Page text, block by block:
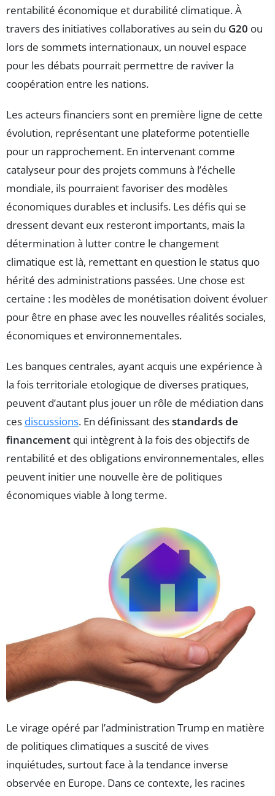
rentabilité économique et durabilité climatique. À
travers des initiatives collaboratives au sein du G20 ou
lors de sommets internationaux, un nouvel espace
pour les débats pourrait permettre de raviver la
coopération entre les nations.
Les acteurs financiers sont en première ligne de cette
évolution, représentant une plateforme potentielle
pour un rapprochement. En intervenant comme
catalyseur pour des projets communs à l’échelle
mondiale, ils pourraient favoriser des modèles
économiques durables et inclusifs. Les défis qui se
dressent devant eux resteront importants, mais la
détermination à lutter contre le changement
climatique est là, remettant en question le status quo
hérité des administrations passées. Une chose est
certaine : les modèles de monétisation doivent évoluer
pour être en phase avec les nouvelles réalités sociales,
économiques et environnementales.
Les banques centrales, ayant acquis une expérience à
la fois territoriale etologique de diverses pratiques,
peuvent d’autant plus jouer un rôle de médiation dans
ces discussions. En définissant desstandards de
financement qui intègrent à la fois des objectifs de
rentabilité et des obligations environnementales, elles
peuvent initier une nouvelle ère de politiques
économiques viable à long terme.
Le virage opéré par l’administration Trump en matière
de politiques climatiques a suscité de vives
inquiétudes, surtout face à la tendance inverse
observée en Europe. Dans ce contexte, les racines